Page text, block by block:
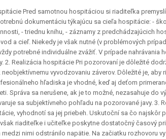
Pred samotnou hospitáciou si riaditeľka
dokumentáciu týkajúcu sa cieľa hospitácie: -
- triednu knihu, - záznamy z predchádzajúcich
a cieľ. Niekedy je však nutné (v problémových
potrebné individuálne zvážiť. V prípade
2. Realizácia hospitácie Pri pozorovaní je dôležité
neobjektívnemu vyvodzovaniu záverov. Dôležité je,
hľadiska je vhodné, keď aj deťom
Správa sa nerušene, ak je to možné, nezasahuje
sa subjektívneho pohľadu na pozorované javy.
vyhodnotí sa jej priebeh. Uskutoční sa čo
riaditeľke i učiteľke poskytne dostatočný časový
medzi nimi odstránilo napätie. Na začiatku rozhovoru